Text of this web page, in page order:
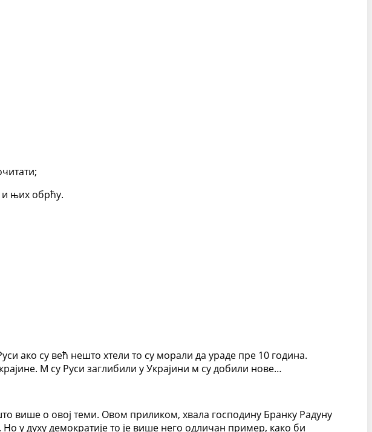
њих обрћу.
ако су већ нешто хтели то су морали да ураде пре 10 година.
М су Руси заглибили у Украјини м су добили нове…
више о овој теми. Овом приликом, хвала господину Бранку Радуну
у духу демократије то је више него одличан пример, како би